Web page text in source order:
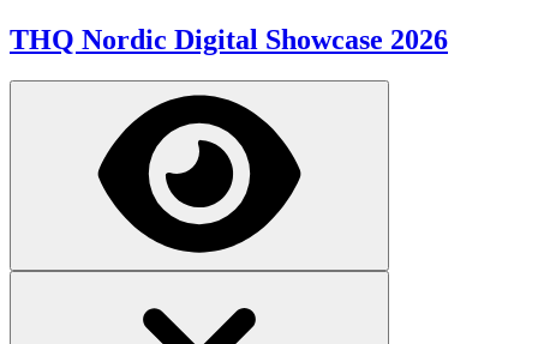
THQ Nordic Digital Showcase 2026